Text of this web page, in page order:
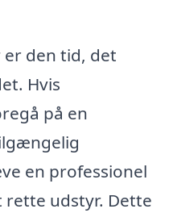
den tid, det
Hvis
på en
en professionel
rette udstyr. Dette